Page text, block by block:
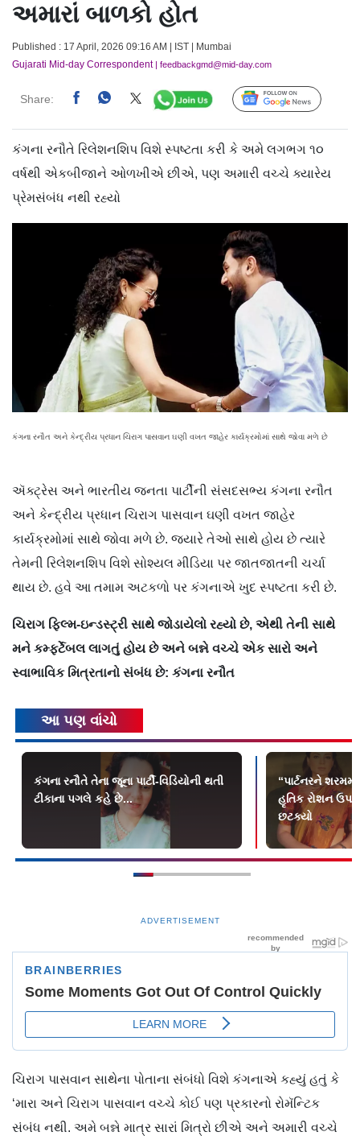
અમારાં બાળકો હોત
Published : 17 April, 2026 09:16 AM | IST | Mumbai
Gujarati Mid-day Correspondent| feedbackgmd@mid-day.com
Share: Follow Us
કંગના રનૌતે રિલેશનશિપ વિશે સ્પષ્ટતા કરી કે અમે લગભગ ૧૦
વર્ષથી એકબીજાને ઓળખીએ છીએ, પણ અમારી વચ્ચે ક્યારેય
પ્રેમસંબંધ નથી રહ્યો
કંગના રનૌત અને કેન્દ્રીય પ્રધાન ચિરાગ પાસવાન ઘણી વખત જાહેર કાર્યક્રમોમાં સાથે જોવા મળે છે
ઍક્ટ્રેસ અને ભારતીય જનતા પાર્ટીની સંસદસભ્ય કંગના રનૌત
અને કેન્દ્રીય પ્રધાન ચિરાગ પાસવાન ઘણી વખત જાહેર
કાર્યક્રમોમાં સાથે જોવા મળે છે. જ્યારે તેઓ સાથે હોય છે ત્યારે
તેમની રિલેશનશિપ વિશે સોશ્યલ મીડિયા પર જાતજાતની ચર્ચા
થાય છે. હવે આ તમામ અટકળો પર કંગનાએ ખુદ સ્પષ્ટતા કરી છે.
ચિરાગ ફિલ્મ-ઇન્ડસ્ટ્રી સાથે જોડાયેલો રહ્યો છે, એથી તેની સાથે
મને કમ્ફર્ટેબલ લાગતું હોય છે અને બન્ને વચ્ચે એક સારો અને
સ્વાભાવિક મિત્રતાનો સંબંધ છે: કંગના રનૌત
આ પણ વાંચો
કંગના રનૌતે તેના જૂના પાર્ટી-વિડિયોની થતી
ટીકાના પગલે કહે છે...
“પાર્ટનરને
હૃતિક રોશન ઉપર
છટક્યો
ADVERTISEMENT
ચિરાગ પાસવાન સાથેના પોતાના સંબંધો વિશે કંગનાએ કહ્યું હતું કે
‘મારા અને ચિરાગ પાસવાન વચ્ચે કોઈ પણ પ્રકારનો રોમૅન્ટિક
સંબંધ નથી. અમે બન્ને માત્ર સારાં મિત્રો છીએ અને અમારી વચ્ચે